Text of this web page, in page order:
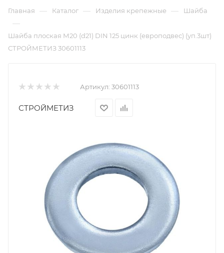
Главная — Каталог — Изделия крепежные — Шайба
—
Шайба плоская М20 (d21) DIN 125 цинк (европодвес) (уп.3шт)
СТРОЙМЕТИЗ 30601113
Артикул: 30601113
СТРОЙМЕТИЗ